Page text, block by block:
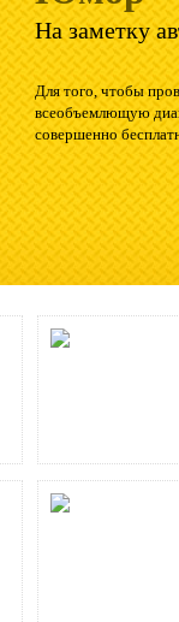
На заметку
Для того, чтобы
всеобъемлющую
совершенно